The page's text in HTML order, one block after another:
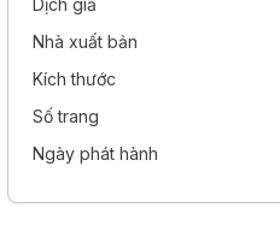
Dịch giả
Nhà xuất bản
Kích thước
Số trang
Ngày phát hành